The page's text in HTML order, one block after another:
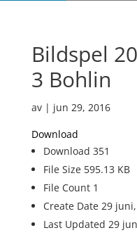
Bildspel
3 Bohlin
av | jun 29, 2016
Download
Download 351
File Size 595.13 KB
File Count 1
Create Date 29
Last Updated 29